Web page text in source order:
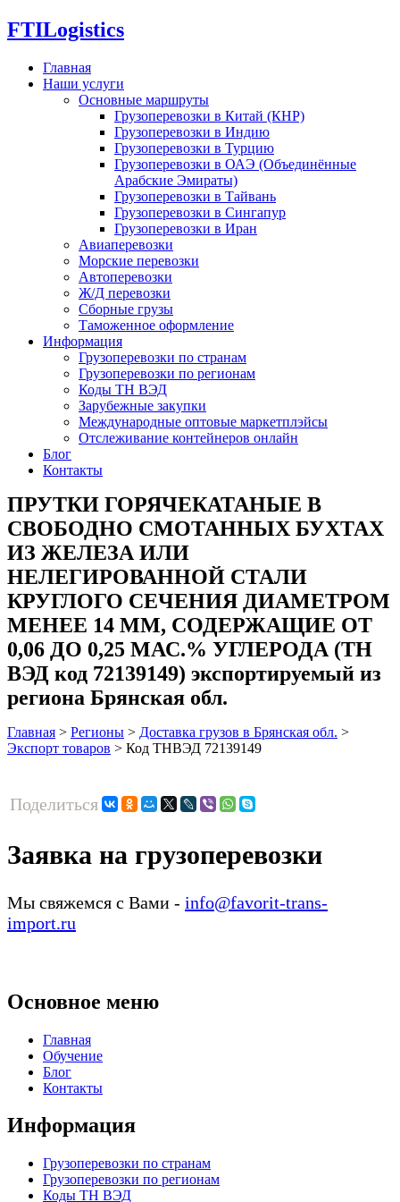
FTILogistics
Главная
Наши услуги
Основные маршруты
Грузоперевозки в Китай (КНР)
Грузоперевозки в Индию
Грузоперевозки в Турцию
Грузоперевозки в ОАЭ (Объединённые
Арабские Эмираты)
Грузоперевозки в Тайвань
Грузоперевозки в Сингапур
Грузоперевозки в Иран
Авиаперевозки
Морские перевозки
Автоперевозки
Ж/Д перевозки
Сборные грузы
Таможенное оформление
Информация
Грузоперевозки по странам
Грузоперевозки по регионам
Коды ТН ВЭД
Зарубежные закупки
Международные оптовые маркетплэйсы
Отслеживание контейнеров онлайн
Блог
Контакты
ПРУТКИ ГОРЯЧЕКАТАНЫЕ В
СВОБОДНО СМОТАННЫХ БУХТАХ
ИЗ ЖЕЛЕЗА ИЛИ
НЕЛЕГИРОВАННОЙ СТАЛИ
КРУГЛОГО СЕЧЕНИЯ ДИАМЕТРОМ
МЕНЕЕ 14 ММ, СОДЕРЖАЩИЕ ОТ
0,06 ДО 0,25 МАС.% УГЛЕРОДА (ТН
ВЭД код 72139149) экспортируемый из
региона Брянская обл.
Главная > Регионы > Доставка грузов в Брянская обл. >
Экспорт товаров > Код ТНВЭД 72139149
Поделиться
Заявка на грузоперевозки
Мы свяжемся с Вами - info@favorit-trans-
import.ru
Основное меню
Главная
Обучение
Блог
Контакты
Информация
Грузоперевозки по странам
Грузоперевозки по регионам
Коды ТН ВЭД